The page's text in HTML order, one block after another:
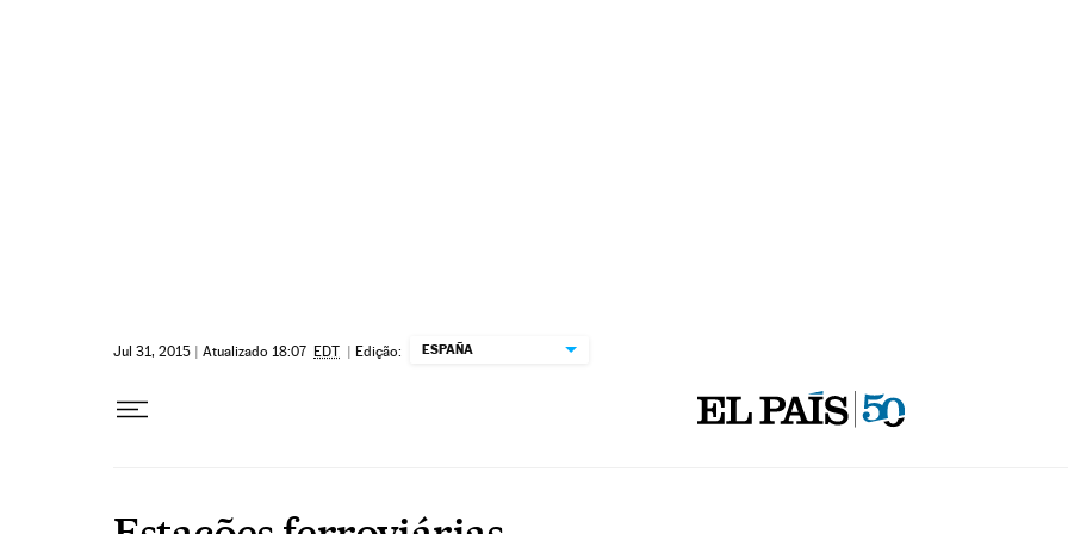
Jul 31, 2015 | Atualizado 18:07 EDT | Edição: ESPAÑA